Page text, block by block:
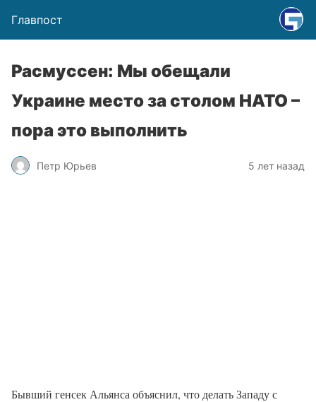
Главпост
Расмуссен: Мы обещали
Украине место за столом НАТО –
пора это выполнить
Петр Юрьев 5 лет назад
Бывший генсек Альянса объяснил, что делать Западу с